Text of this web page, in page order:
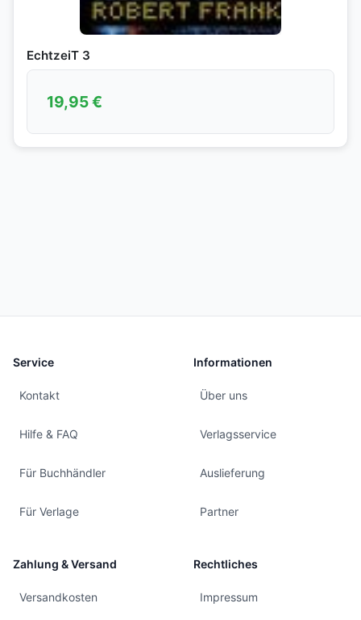
EchtzeiT 3
19,95€
Service
Kontakt
Hilfe & FAQ
Für Buchhändler
Für Verlage
Informationen
Über uns
Verlagsservice
Auslieferung
Partner
Zahlung & Versand
Versandkosten
Rechtliches
Impressum